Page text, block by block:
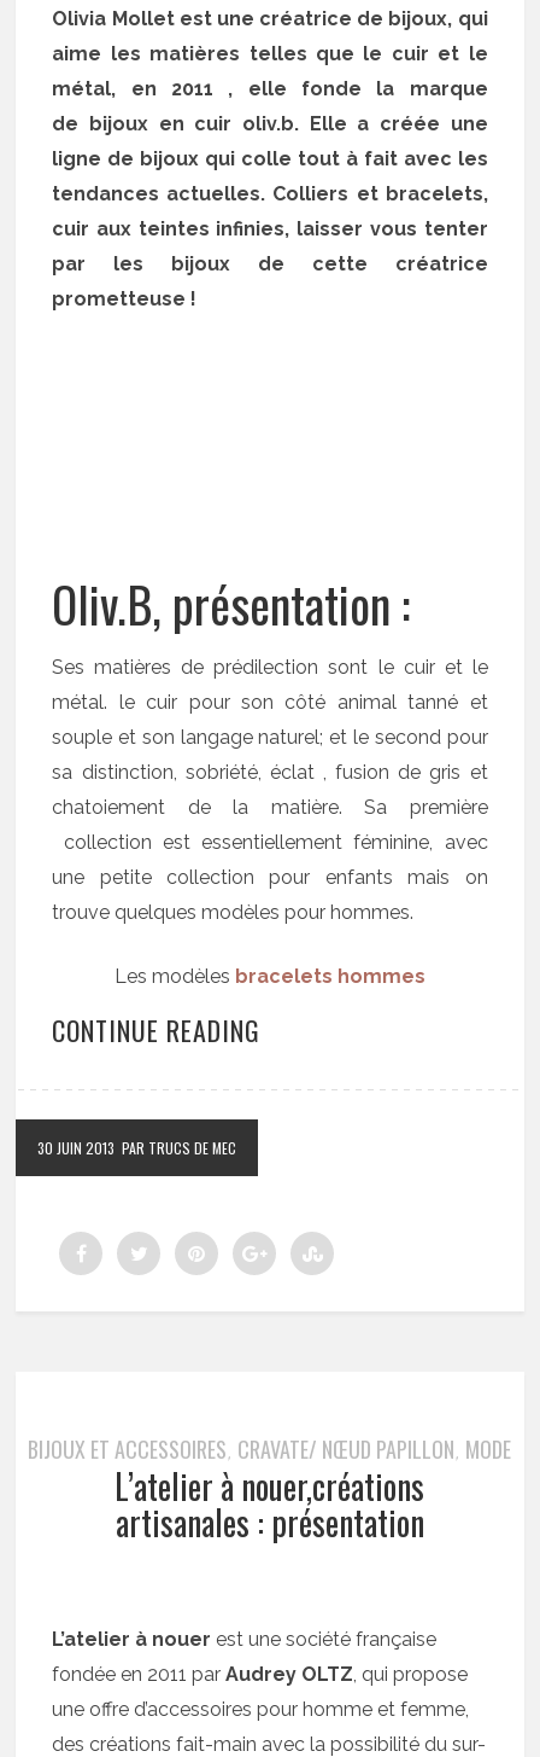
Olivia Mollet est une créatrice de bijoux, qui
aime les matières telles que le cuir et le
métal, en 2011 , elle fonde la marque
de bijoux en cuir oliv.b. Elle a créée une
ligne de bijoux qui colle tout à fait avec les
tendances actuelles. Colliers et bracelets,
cuir aux teintes infinies, laisser vous tenter
par les bijoux de cette créatrice
prometteuse !
Oliv.B, présentation :
Ses matières de prédilection sont le cuir et le
métal. le cuir pour son côté animal tanné et
souple et son langage naturel; et le second pour
sa distinction, sobriété, éclat , fusion de gris et
chatoiement de la matière. Sa première
collection est essentiellement féminine, avec
une petite collection pour enfants mais on
trouve quelques modèles pour hommes.
Les modèles bracelets hommes
CONTINUE READING
30 JUIN 2013 PAR TRUCS DE MEC
BIJOUX ET ACCESSOIRES, CRAVATE/ NŒUD PAPILLON, MODE
L’atelier à nouer,créations
artisanales : présentation
L’atelier à nouer est une société française
fondée en 2011 parAudrey OLTZ, qui propose
une offre d’accessoires pour homme et femme,
des créations fait-main avec la possibilité du sur-